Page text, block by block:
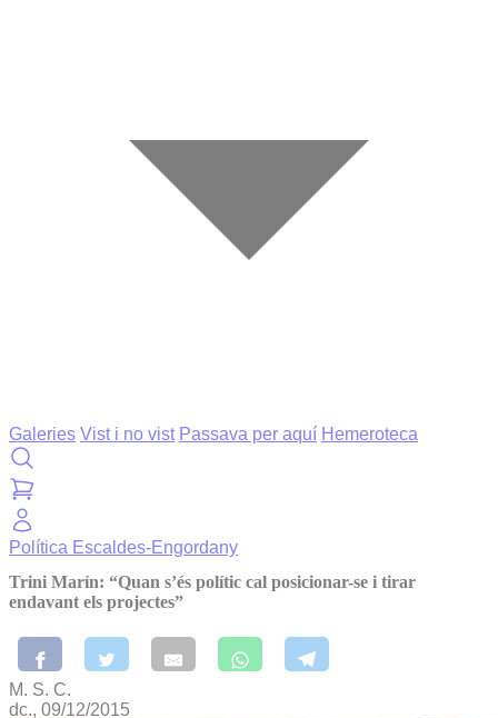
Galeries Vist i no vist Passava per aquí Hemeroteca
Política Escaldes-Engordany
Trini Marín: “Quan s’és polític cal posicionar-se i tirar
endavant els projectes”
M. S. C.
dc., 09/12/2015